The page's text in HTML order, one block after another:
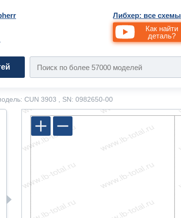
Либхер: все схемы
Как найти
деталь?
CUN 3903 , SN: 0982650-00